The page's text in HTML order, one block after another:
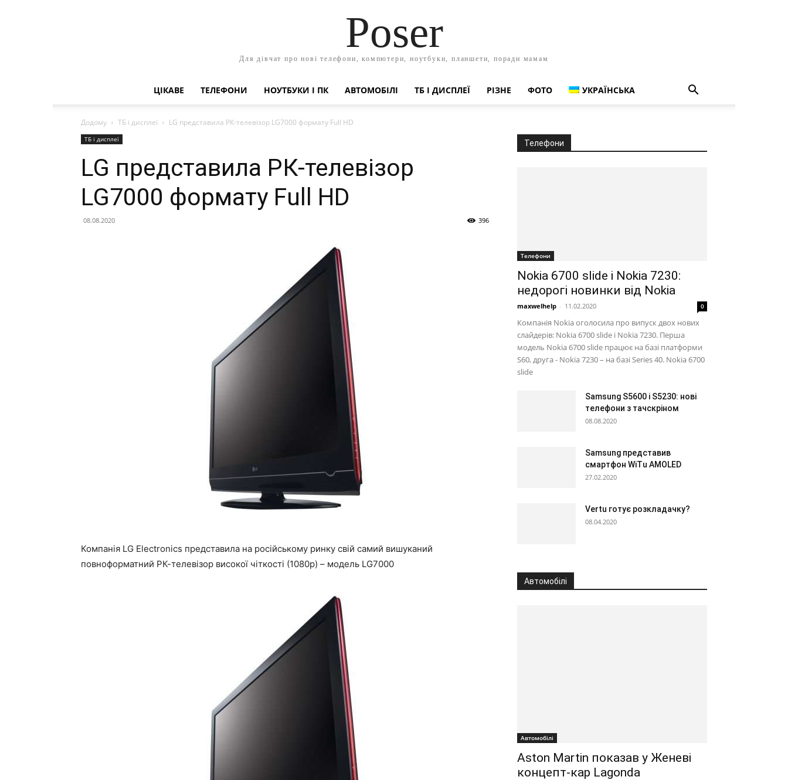
Poser
Для дівчат про нові телефони, компютери, ноутбуки, планшети, поради мамам
ЦІКАВЕ ТЕЛЕФОНИ НОУТБУКИ І ПК АВТОМОБІЛІ ТБ І ДИСПЛЕЇ РІЗНЕ ФОТО УКРАЇНСЬКА
Додому ТБ і дисплеї LG представила РК-телевізор LG7000 формату Full HD
ТБ і дисплеї
LG представила РК-телевізор
LG7000 формату Full HD
08.08.2020 396
Компанія LG Electronics представила на російському ринку свій самий вишуканий
повноформатний РК-телевізор високої чіткості (1080p) – модель LG7000
Телефони
Телефони
Nokia 6700 slide і Nokia 7230:
недорогі новинки від Nokia
maxwelhelp - 11.02.2020 0
Компанія Nokia оголосила про випуск двох нових
слайдерів: Nokia 6700 slide і Nokia 7230. Перша
модель Nokia 6700 slide працює на базі платформи
S60, друга - Nokia 7230 – на базі Series 40. Nokia 6700
slide
Samsung S5600 і S5230: нові
телефони з тачскріном
08.08.2020
Samsung представив
смартфон WiTu AMOLED
27.02.2020
Vertu готує розкладачку?
08.04.2020
Автомобілі
Автомобілі
Aston Martin показав у Женеві
концепт-кар Lagonda